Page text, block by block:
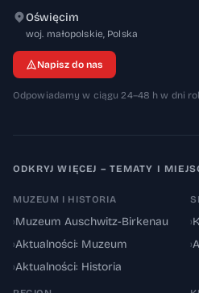
Oświęcim
woj. małopolskie, 32-600
Polska
Napisz do nas
Odpowiadamy w ciągu 24–48 h w dni
ODKRYJ WIĘCEJ – TEMATY I
MUZEUM I HISTORIA
›Muzeum Auschwitz-Birkenau
›Aktualności: Muzeum
›Aktualności: Historia
›
›